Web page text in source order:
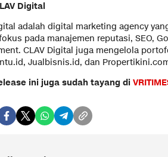
Digital
adalah digital marketing agency
pada manajemen reputasi, SEO,
CLAV Digital juga mengelola
Jualbisnis.id, dan
ini juga sudah tayang di